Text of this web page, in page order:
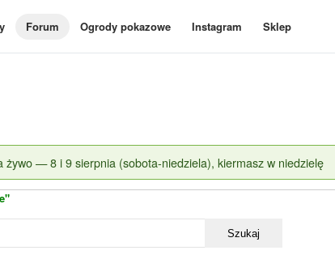
Forum Ogrody pokazowe Instagram Sklep
żywo — 8 i 9 sierpnia (sobota-niedziela), kiermasz w niedzielę
Szukaj